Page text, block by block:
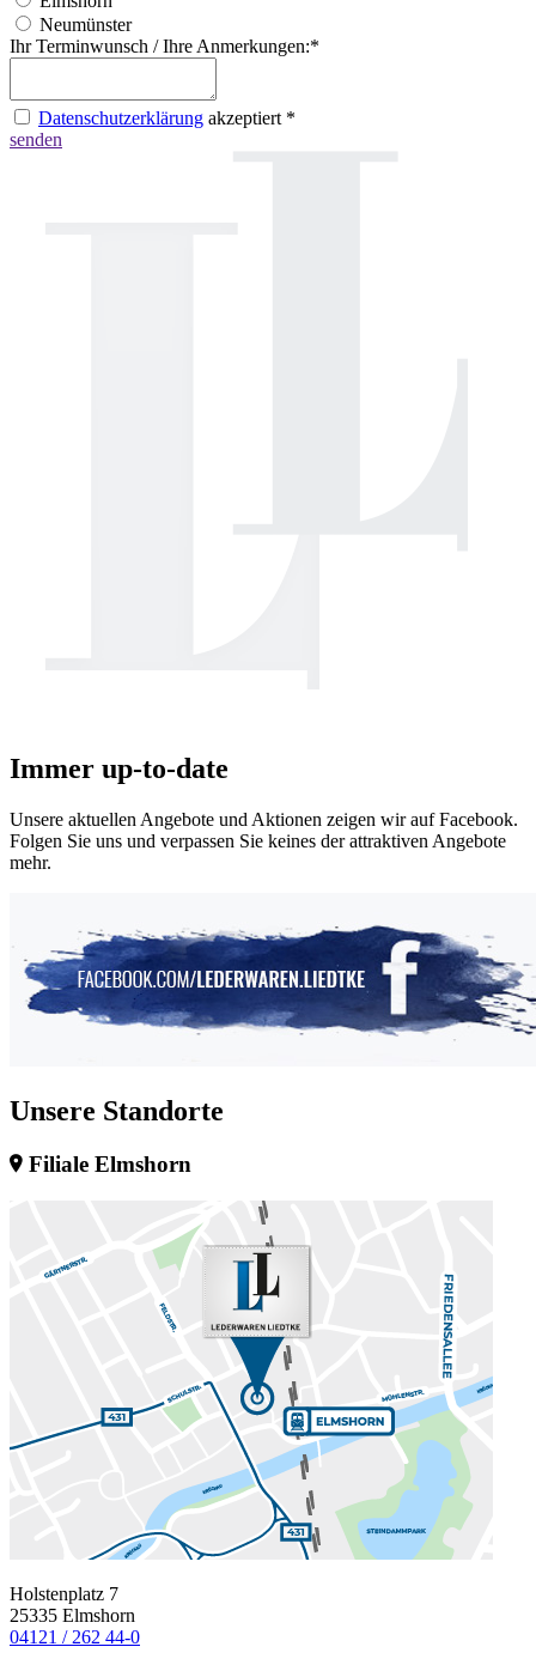
Neumünster
Ihr Terminwunsch / Ihre Anmerkungen:*
Datenschutzerklärung akzeptiert *
senden
Immer up-to-date
Unsere aktuellen Angebote und Aktionen zeigen wir auf Facebook.
Folgen Sie uns und verpassen Sie keines der attraktiven Angebote
mehr.
Unsere Standorte
Filiale Elmshorn
Holstenplatz 7
25335 Elmshorn
04121 / 262 44-0